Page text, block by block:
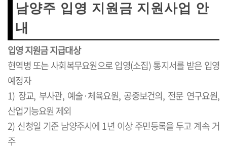
남양주 입영 지원금 지원사업 안
내
입영 지원금 지급대상
현역병 또는 사회복무요원으로 입영(소집) 통지서를 받은 입영
예정자
1) 장교, 부사관, 예술·체육요원, 공중보건의, 전문 연구요원,
산업기능요원 제외
2) 신청일 기준 남양주시에 1년 이상 주민등록을 두고 계속 거
주